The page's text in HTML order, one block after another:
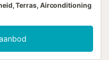
Terras, Airconditioning